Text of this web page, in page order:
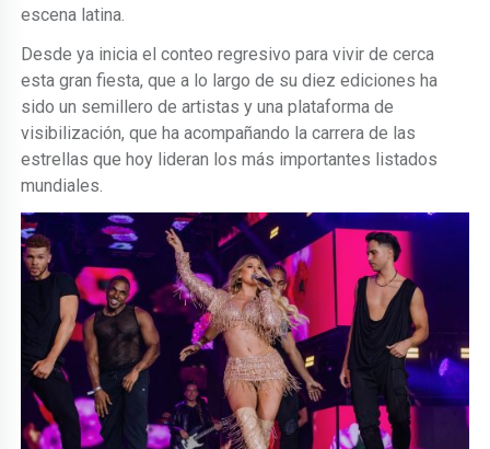
escena latina.
Desde ya inicia el conteo regresivo para vivir de cerca
esta gran fiesta, que a lo largo de su diez ediciones ha
sido un semillero de artistas y una plataforma de
visibilización, que ha acompañando la carrera de las
estrellas que hoy lideran los más importantes listados
mundiales.